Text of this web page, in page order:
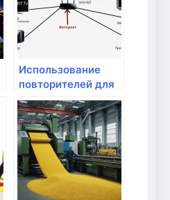
Использование
повторителей для
увеличения зоны
покрытия Wi-Fi